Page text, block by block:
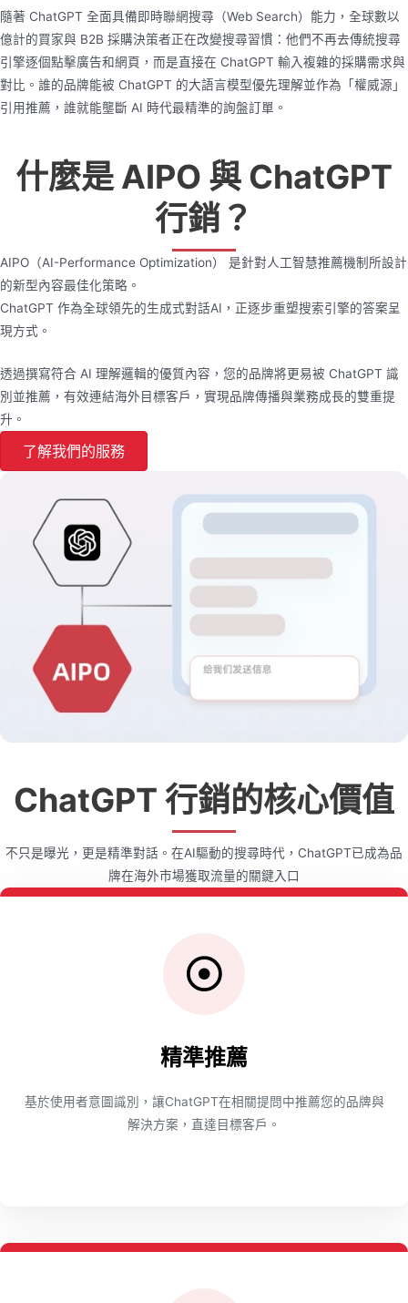
隨著 ChatGPT 全面具備即時聯網搜尋（Web Search）能力，全球數以
億計的買家與 B2B 採購決策者正在改變搜尋習慣：他們不再去傳統搜尋
引擎逐個點擊廣告和網頁，而是直接在 ChatGPT 輸入複雜的採購需求與
對比。誰的品牌能被 ChatGPT 的大語言模型優先理解並作為「權威源」
引用推薦，誰就能壟斷 AI 時代最精準的詢盤訂單。
什麼是 AIPO 與 ChatGPT
行銷？
AIPO（AI-Performance Optimization） 是針對人工智慧推薦機制所設計
的新型內容最佳化策略。
ChatGPT 作為全球領先的生成式對話AI，正逐步重塑搜索引擎的答案呈
現方式。
透過撰寫符合 AI 理解邏輯的優質內容，您的品牌將更易被 ChatGPT 識
別並推薦，有效連結海外目標客戶，實現品牌傳播與業務成長的雙重提
升。
了解我們的服務
ChatGPT 行銷的核心價值
不只是曝光，更是精準對話。在AI驅動的搜尋時代，ChatGPT已成為品
牌在海外市場獲取流量的關鍵入口
精準推薦
基於使用者意圖識別，讓ChatGPT在相關提問中推薦您的品牌與
解決方案，直達目標客戶。